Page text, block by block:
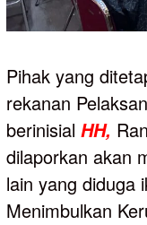
Pihak yang
rekanan
berinisial HH,
dilaporkan akan
lain yang diduga
Menimbulkan